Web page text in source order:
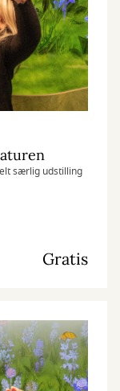
særlig udstilling
Gratis